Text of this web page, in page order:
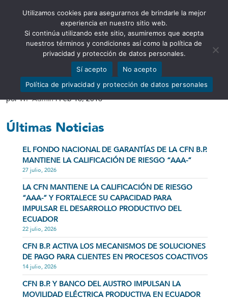
Abrir barra de herramientas
METAS Y OBJETIVOS
porWP Admin|Feb 16, 2016
Últimas Noticias
EL FONDO NACIONAL DE GARANTÍAS DE LA CFN B.P.
MANTIENE LA CALIFICACIÓN DE RIESGO “AAA-”
27 julio, 2026
LA CFN MANTIENE LA CALIFICACIÓN DE RIESGO
“AAA-” Y FORTALECE SU CAPACIDAD PARA
IMPULSAR EL DESARROLLO PRODUCTIVO DEL
ECUADOR
22 julio, 2026
CFN B.P. ACTIVA LOS MECANISMOS DE SOLUCIONES
DE PAGO PARA CLIENTES EN PROCESOS COACTIVOS
14 julio, 2026
CFN B.P. Y BANCO DEL AUSTRO IMPULSAN LA
MOVILIDAD ELÉCTRICA PRODUCTIVA EN ECUADOR
Utilizamos cookies para asegurarnos de brindarle la mejor
experiencia en nuestro sitio web.
Si continúa utilizando este sitio, asumiremos que acepta
nuestros términos y condiciones así como la política de
privacidad y protección de datos personales.
Sí acepto
No acepto
Política de privacidad y protección de datos personales